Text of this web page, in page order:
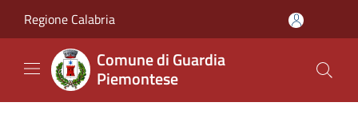
Regione Calabria
Comune di Guardia
Piemontese